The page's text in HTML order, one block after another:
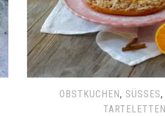
OBSTKUCHEN, SÜSSES ,
TARTELETTEN